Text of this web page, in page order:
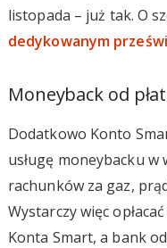
listopada – już tak. O
dedykowanym
Moneyback od
Dodatkowo Konto
usługę moneybacku w
rachunków za gaz,
Wystarczy więc
Konta Smart, a bank